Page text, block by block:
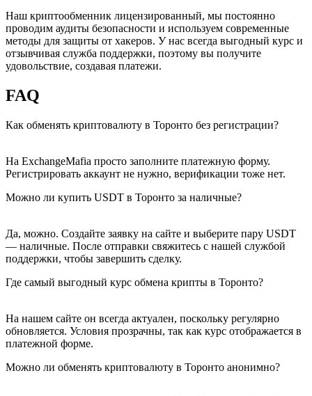
Наш криптообменник лицензированный, мы постоянно
проводим аудиты безопасности и используем современные
методы для защиты от хакеров. У нас всегда выгодный курс и
отзывчивая служба поддержки, поэтому вы получите
удовольствие, создавая платежи.
FAQ
Как обменять криптовалюту в Торонто без регистрации?
На ExchangeMafia просто заполните платежную форму.
Регистрировать аккаунт не нужно, верификации тоже нет.
Можно ли купить USDT в Торонто за наличные?
Да, можно. Создайте заявку на сайте и выберите пару USDT
— наличные. После отправки свяжитесь с нашей службой
поддержки, чтобы завершить сделку.
Где самый выгодный курс обмена крипты в Торонто?
На нашем сайте он всегда актуален, поскольку регулярно
обновляется. Условия прозрачны, так как курс отображается в
платежной форме.
Можно ли обменять криптовалюту в Торонто анонимно?